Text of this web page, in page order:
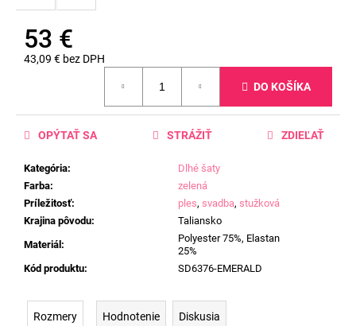
53 €
43,09 € bez DPH
DO KOŠÍKA
Kategória:
Dlhé šaty
Farba:
zelená
Príležitosť: ples, svadba, stužková
Krajina pôvodu:
Taliansko
Materiál :
Polyester 75%, Elastan
25%
Kód produktu: SD6376-EMERALD
OPÝTAŤ SA STRÁŽIŤ ZDIEĽAŤ
Rozmery Hodnotenie Diskusia